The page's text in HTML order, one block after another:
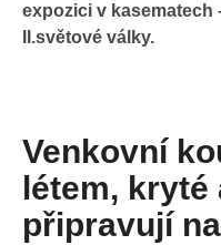
expozici v kasematech
II.světové války.
Venkovní
létem, kryté
připravují